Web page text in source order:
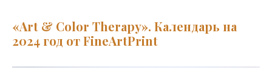
«Art & Color Therapy». Календарь на
2024 год от FineArtPrint